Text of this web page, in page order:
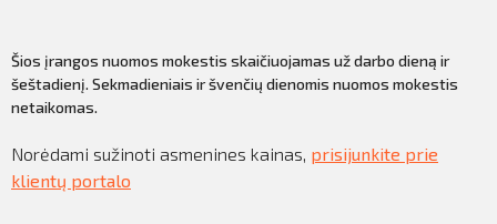
Šios įrangos nuomos mokestis skaičiuojamas už darbo dieną ir
šeštadienį. Sekmadieniais ir švenčių dienomis nuomos mokestis
netaikomas.
Norėdami sužinoti asmenines kainas, prisijunkite prie
klientų portalo